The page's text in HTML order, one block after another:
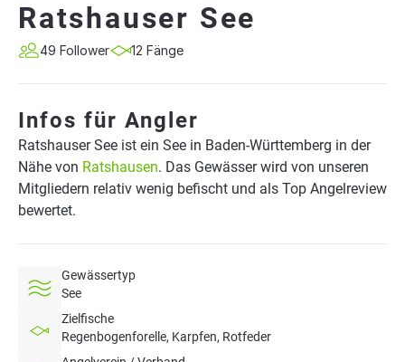
Ratshauser See
49 Follower 12 Fänge
Infos für Angler
Ratshauser See ist ein See in Baden-Württemberg in der
Nähe von Ratshausen. Das Gewässer wird von unseren
Mitgliedern relativ wenig befischt und als Top Angelreview
bewertet.
Gewässertyp
See
Zielfische
Regenbogenforelle, Karpfen, Rotfeder